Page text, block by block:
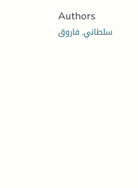
Authors
سلطاني, فاروق